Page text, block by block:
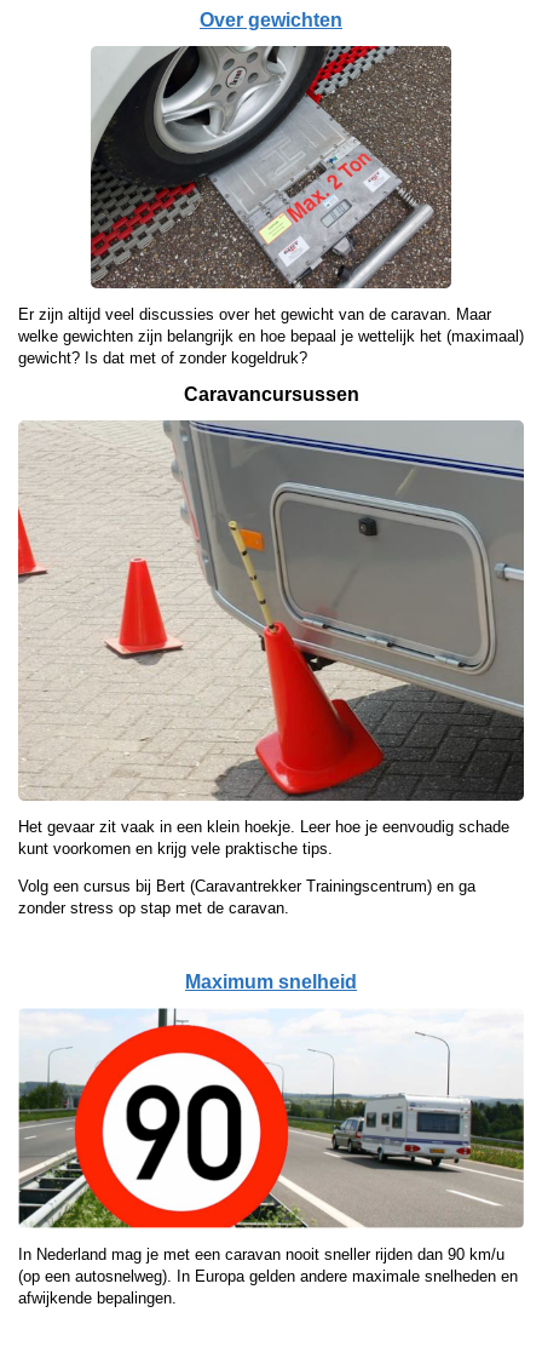
Over gewichten
Er zijn altijd veel discussies over het gewicht van de caravan. Maar
welke gewichten zijn belangrijk en hoe bepaal je wettelijk het (maximaal)
gewicht? Is dat met of zonder kogeldruk?
Caravancursussen
Het gevaar zit vaak in een klein hoekje. Leer hoe je eenvoudig schade
kunt voorkomen en krijg vele praktische tips.
Volg een cursus bij Bert (Caravantrekker Trainingscentrum) en ga
zonder stress op stap met de caravan.
Maximum snelheid
In Nederland mag je met een caravan nooit sneller rijden dan 90 km/u
(op een autosnelweg). In Europa gelden andere maximale snelheden en
afwijkende bepalingen.